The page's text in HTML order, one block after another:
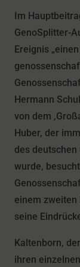
Im
GenoSplitter-
Ereignis
Hermann
von dem
Huber, der
des deutschen
wurde,
einem zweiten
seine
Kaltenborn,
ihren